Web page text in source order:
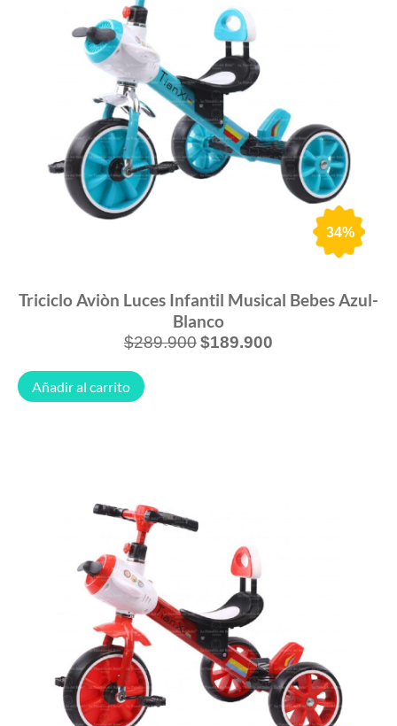
34%
Triciclo Aviòn Luces Infantil Musical Bebes Azul-
Blanco
$289.900$189.900
Añadir al carrito